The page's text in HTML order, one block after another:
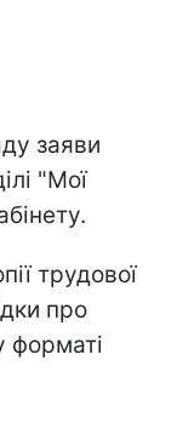
заяви
"Мої
трудової
про
форматі